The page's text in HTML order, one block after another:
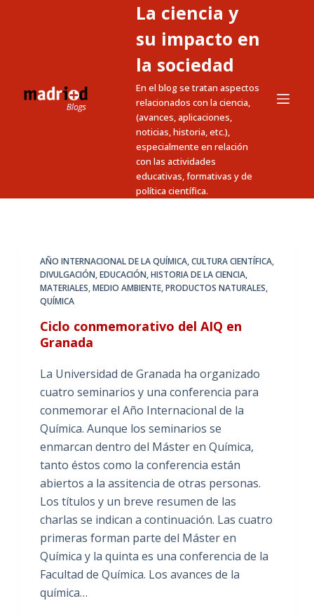
n
La ciencia y
su impacto en
la sociedad
En el blog se tratan aspectos
relacionados con la ciencia,
(avances, aplicaciones,
noticias, historia, etc.),
especialmente en relación
con las actividades
educativas, formativas y de
política científica.
AÑO INTERNACIONAL DE LA QUÍMICA,CULTURA CIENTÍFICA,
DIVULGACIÓN,EDUCACIÓN,HISTORIA DE LA CIENCIA,
MATERIALES,MEDIO AMBIENTE,PRODUCTOS NATURALES,
QUÍMICA
Ciclo conmemorativo del AIQ en
Granada
La Universidad de Granada ha organizado
cuatro seminarios y una conferencia para
conmemorar el Año Internacional de la
Química. Aunque los seminarios se
enmarcan dentro del Máster en Química,
tanto éstos como la conferencia están
abiertos a la assitencia de otras personas.
Los títulos y un breve resumen de las
charlas se indican a continuación. Las cuatro
primeras forman parte del Máster en
Química y la quinta es una conferencia de la
Facultad de Química. Los avances de la
química…